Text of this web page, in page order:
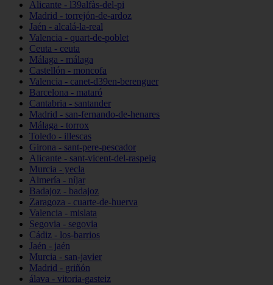
Alicante - l39alfàs-del-pi
Madrid - torrejón-de-ardoz
Jaén - alcalá-la-real
Valencia - quart-de-poblet
Ceuta - ceuta
Málaga - málaga
Castellón - moncofa
Valencia - canet-d39en-berenguer
Barcelona - mataró
Cantabria - santander
Madrid - san-fernando-de-henares
Málaga - torrox
Toledo - illescas
Girona - sant-pere-pescador
Alicante - sant-vicent-del-raspeig
Murcia - yecla
Almería - níjar
Badajoz - badajoz
Zaragoza - cuarte-de-huerva
Valencia - mislata
Segovia - segovia
Cádiz - los-barrios
Jaén - jaén
Murcia - san-javier
Madrid - griñón
álava - vitoria-gasteiz